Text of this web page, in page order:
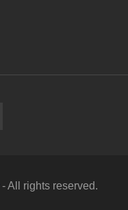
- All rights reserved.